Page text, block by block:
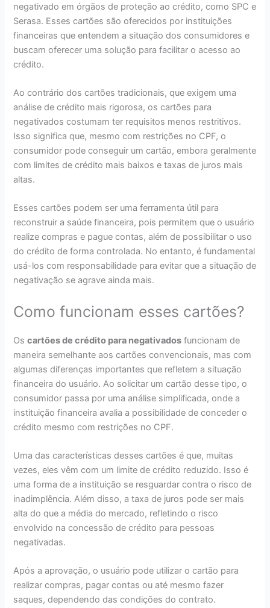
negativado em órgãos de proteção ao crédito, como SPC e
Serasa. Esses cartões são oferecidos por instituições
financeiras que entendem a situação dos consumidores e
buscam oferecer uma solução para facilitar o acesso ao
crédito.
Ao contrário dos cartões tradicionais, que exigem uma
análise de crédito mais rigorosa, os cartões para
negativados costumam ter requisitos menos restritivos.
Isso significa que, mesmo com restrições no CPF, o
consumidor pode conseguir um cartão, embora geralmente
com limites de crédito mais baixos e taxas de juros mais
altas.
Esses cartões podem ser uma ferramenta útil para
reconstruir a saúde financeira, pois permitem que o usuário
realize compras e pague contas, além de possibilitar o uso
do crédito de forma controlada. No entanto, é fundamental
usá-los com responsabilidade para evitar que a situação de
negativação se agrave ainda mais.
Como funcionam esses cartões?
Oscartões de crédito para negativados funcionam de
maneira semelhante aos cartões convencionais, mas com
algumas diferenças importantes que refletem a situação
financeira do usuário. Ao solicitar um cartão desse tipo, o
consumidor passa por uma análise simplificada, onde a
instituição financeira avalia a possibilidade de conceder o
crédito mesmo com restrições no CPF.
Uma das características desses cartões é que, muitas
vezes, eles vêm com um limite de crédito reduzido. Isso é
uma forma de a instituição se resguardar contra o risco de
inadimplência. Além disso, a taxa de juros pode ser mais
alta do que a média do mercado, refletindo o risco
envolvido na concessão de crédito para pessoas
negativadas.
Após a aprovação, o usuário pode utilizar o cartão para
realizar compras, pagar contas ou até mesmo fazer
saques, dependendo das condições do contrato.